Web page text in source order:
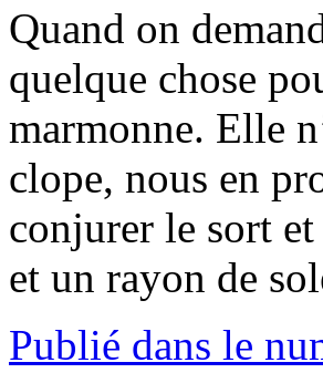
Quand on
quelque chose
marmonne. Elle
clope, nous en
conjurer le sort
et un rayon de
Publié dans le